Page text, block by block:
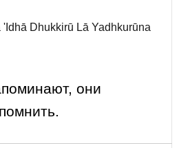
'Idhā Dhukkirū Lā Yadhkurūna
они